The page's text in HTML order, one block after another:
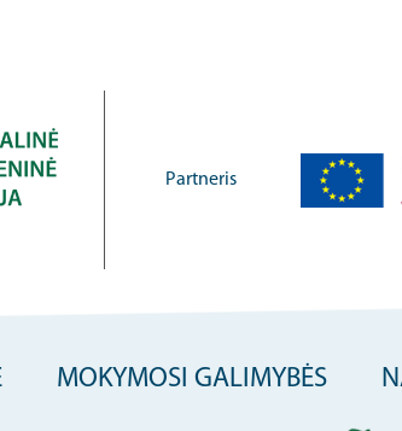
Partneris
MOKYMOSI GALIMYBĖS